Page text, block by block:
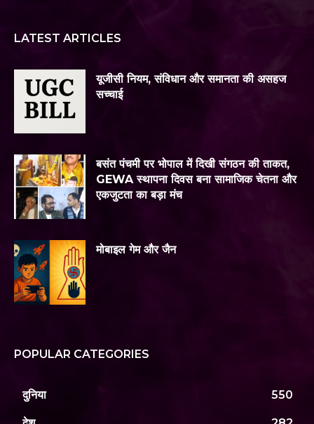
LATEST ARTICLES
यूजीसी नियम, संविधान और समानता की असहज
सच्चाई
बसंत पंचमी पर भोपाल में दिखी संगठन की ताकत,
GEWA स्थापना दिवस बना सामाजिक चेतना और
एकजुटता का बड़ा मंच
मोबाइल गेम और जैन
POPULAR CATEGORIES
दुनिया 550